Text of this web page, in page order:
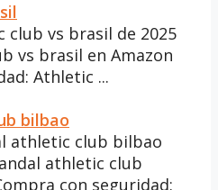
club vs brasil de 2025
vs brasil en Amazon
Athletic ...
bilbao
athletic club bilbao
athletic club
con seguridad: